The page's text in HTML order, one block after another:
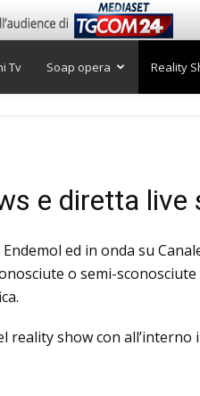
Tv Soap opera Reality
e diretta live
ed in onda su
o semi-
reality show con